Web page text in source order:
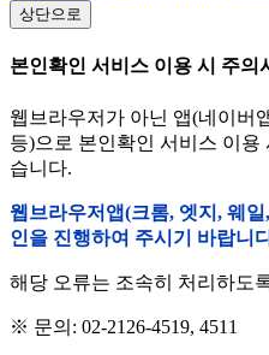
상단으로
본인확인 서비스 이용 시 주의
웹브라우저가 아닌 앱(네이버
등)으로 본인확인 서비스 이용
습니다.
웹브라우저앱(크롬, 엣지, 웨
인을 진행하여 주시기 바랍니
해당 오류는 조속히 처리하도
※ 문의: 02-2126-4519, 4511